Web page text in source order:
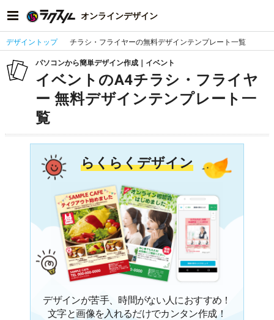
オンラインデザイン
デザイントップ チラシ・フライヤーの無料デザインテンプレート一覧
パソコンから簡単デザイン作成｜イベント
イベントのA4チラシ・フライヤ
ー 無料デザインテンプレート一
覧
らくらくデザイン
デザインが苦手、時間がない人におすすめ！
文字と画像を入れるだけでカンタン作成！